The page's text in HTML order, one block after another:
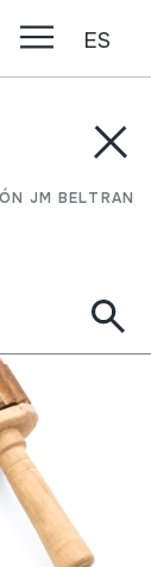
JM BELTRAN
ES
JM BELTRAN